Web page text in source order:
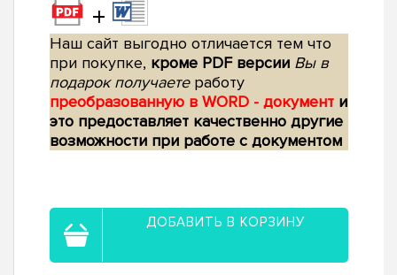
+
Наш сайт выгодно отличается тем что
при покупке, кроме PDF версии Вы в
подарок получаетеработу
преобразованную в WORD - документ и
это предоставляет качественно другие
возможности при работе с документом
ДОБАВИТЬ В КОРЗИНУ